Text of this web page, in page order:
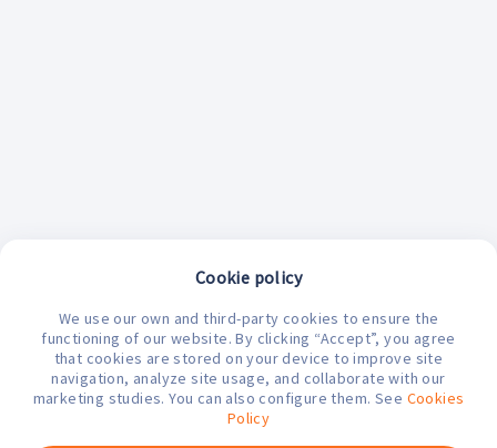
¿En qué podemos ayudarte hoy?
Cookie policy
We use our own and third-party cookies to ensure the
functioning of our website. By clicking “Accept”, you agree
that cookies are stored on your device to improve site
navigation, analyze site usage, and collaborate with our
marketing studies. You can also configure them. See Cookies
Policy